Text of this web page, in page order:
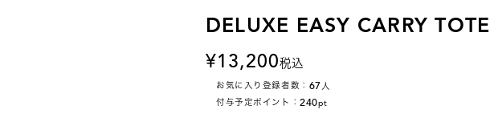
DELUXE EASY CARRY TOTE
13,200税込
お気に入り登録者数： 67 人
付与予定ポイント：240pt